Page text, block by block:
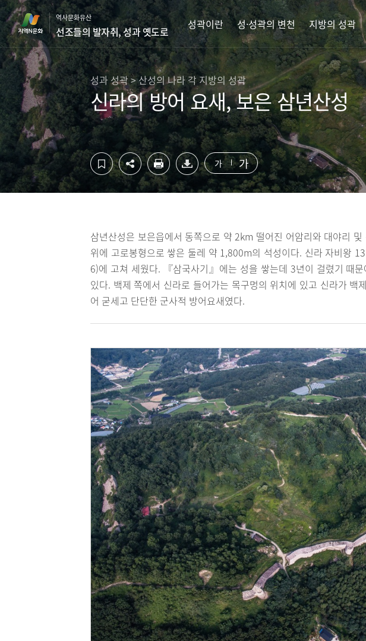
컨
텐
츠
영
역
바
로
가
기
하
단
영
역
바
로
가
기
역사문화유산
선조들의 발자취, 성과 옛도로
성곽이란 성·성곽의 변천 지방의 성곽
성과 성곽 > 산성의 나라 각 지방의 성곽
신라의 방어 요새, 보은 삼년산성
가 가
삼년산성은 보은읍에서 동쪽으로 약 2km 떨어진 어암리와 대야리
위에 고로봉형으로 쌓은 둘레 약 1,800m의 석성이다. 신라 자비왕
6)에 고쳐 세웠다. 『삼국사기』에는 성을 쌓는데 3년이 걸렸기 때
있다. 백제 쪽에서 신라로 들어가는 목구멍의 위치에 있고 신라가 백
어 굳세고 단단한 군사적 방어요새였다.